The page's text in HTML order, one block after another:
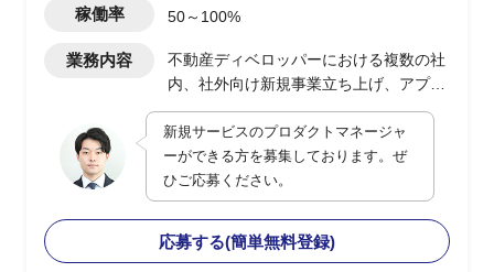
稼働率 50～100%
業務内容
不動産ディベロッパーにおける複数の社
内、社外向け新規事業立ち上げ、アプリ
ケーションサービス開発におけるプロダ
クトマネージャー
・toB、toC向けアプリケーションサービ
スの企画、開発進行、および社内業務部
門におけるAsIsToBe業務プロセス、運用
フローの整理
・26年春のリリースに向けたプロダクト
新規サービスのプロダクトマネージャ
ーができる方を募集しております。ぜ
ひご応募ください。
応募する(簡単無料登録)